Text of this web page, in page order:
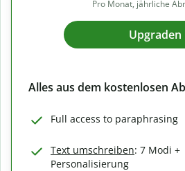
Pro Monat, jährliche
Upgraden
Alles aus dem kostenlosen
Full access to paraphrasing
Text umschreiben: 7 Modi +
Personalisierung